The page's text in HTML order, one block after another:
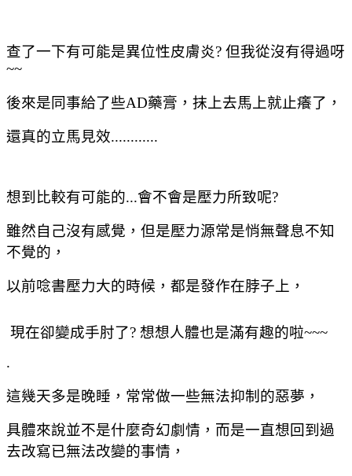
查了一下有可能是異位性皮膚炎? 但我從沒有得過呀
~~
後來是同事給了些AD藥膏，抹上去馬上就止癢了，
還真的立馬見效............
想到比較有可能的...會不會是壓力所致呢?
雖然自己沒有感覺，但是壓力源常是悄無聲息不知
不覺的，
以前唸書壓力大的時候，都是發作在脖子上，
現在卻變成手肘了? 想想人體也是滿有趣的啦~~~
.
這幾天多是晚睡，常常做一些無法抑制的惡夢，
具體來說並不是什麼奇幻劇情，而是一直想回到過
去改寫已無法改變的事情，